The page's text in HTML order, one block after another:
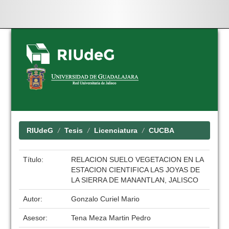
Skip
navigation
RIUdeG Tesis Licenciatura CUCBA
Título:
RELACION SUELO VEGETACION EN LA
ESTACION CIENTIFICA LAS JOYAS DE
LA SIERRA DE MANANTLAN, JALISCO
Autor: Gonzalo Curiel Mario
Asesor: Tena Meza Martin Pedro